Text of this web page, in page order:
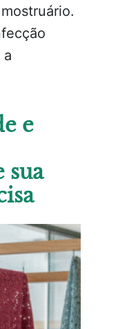
a
e
sua